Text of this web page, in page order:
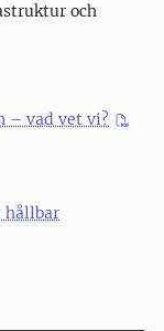
och
– vad vet vi?
hållbar